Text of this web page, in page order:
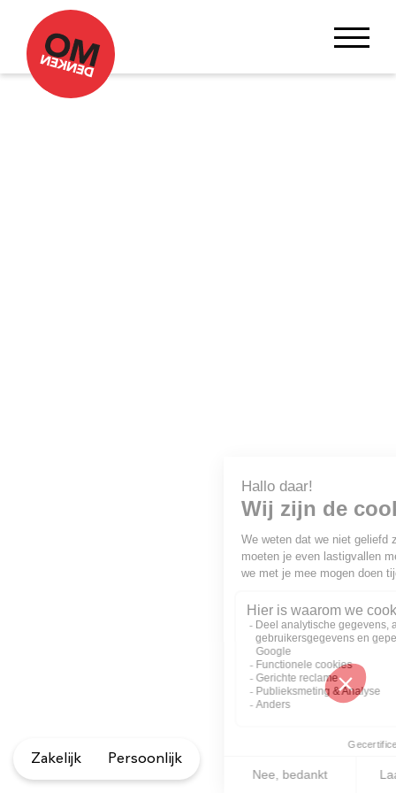
[wcm_content_restricted]
Zakelijk Persoonlijk